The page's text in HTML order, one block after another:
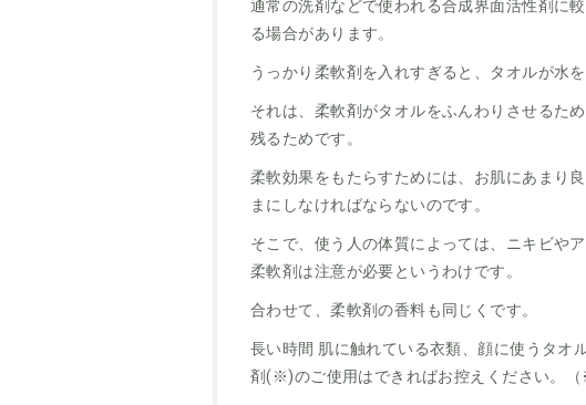
通常の洗剤などで使われる合成界面活性剤に
る場合があります。
うっかり柔軟剤を入れすぎると、タオルが水
それは、柔軟剤がタオルをふんわりさせるた
残るためです。
柔軟効果をもたらすためには、お肌にあまり
まにしなければならないのです。
そこで、使う人の体質によっては、ニキビや
柔軟剤は注意が必要というわけです。
合わせて、柔軟剤の香料も同じくです。
長い時間 肌に触れている衣類、顔に使うタオ
剤(※)のご使用はできればお控えください。（